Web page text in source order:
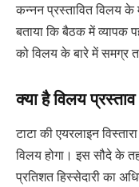
कन्नन प्रस्तावित विलय के
बताया कि बैठक में व्यापक
को विलय के बारे में समग्र
क्या है विलय प्रस्ताव
टाटा की एयरलाइन
विलय होगा। इस सौदे के
प्रतिशत हिस्सेदारी का